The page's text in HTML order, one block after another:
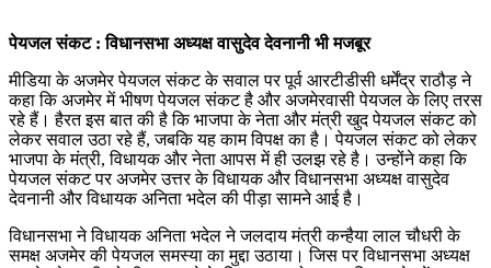
पेयजल संकट : विधानसभा अध्यक्ष वासुदेव देवनानी भी मजबूर
मीडिया के अजमेर पेयजल संकट के सवाल पर पूर्व आरटीडीसी धर्मेंद्र राठौड़ ने
कहा कि अजमेर में भीषण पेयजल संकट है और अजमेरवासी पेयजल के लिए तरस
रहे हैं। हैरत इस बात की है कि भाजपा के नेता और मंत्री खुद पेयजल संकट को
लेकर सवाल उठा रहे हैं, जबकि यह काम विपक्ष का है। पेयजल संकट को लेकर
भाजपा के मंत्री, विधायक और नेता आपस में ही उलझ रहे है। उन्होंने कहा कि
पेयजल संकट पर अजमेर उत्तर के विधायक और विधानसभा अध्यक्ष वासुदेव
देवनानी और विधायक अनिता भदेल की पीड़ा सामने आई है।
विधानसभा ने विधायक अनिता भदेल ने जलदाय मंत्री कन्हैया लाल चौधरी के
समक्ष अजमेर की पेयजल समस्या का मुद्दा उठाया। जिस पर विधानसभा अध्यक्ष